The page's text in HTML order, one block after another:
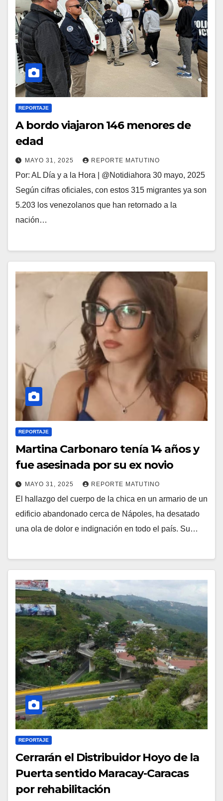
REPORTAJE
A bordo viajaron 146 menores de
edad
MAYO 31, 2025 REPORTE MATUTINO
Por: AL Día y a la Hora | @Notidiahora 30 mayo, 2025
Según cifras oficiales, con estos 315 migrantes ya son
5.203 los venezolanos que han retornado a la
nación…
REPORTAJE
Martina Carbonaro tenía 14 años y
fue asesinada por su ex novio
MAYO 31, 2025 REPORTE MATUTINO
El hallazgo del cuerpo de la chica en un armario de un
edificio abandonado cerca de Nápoles, ha desatado
una ola de dolor e indignación en todo el país. Su…
REPORTAJE
Cerrarán el Distribuidor Hoyo de la
Puerta sentido Maracay-Caracas
por rehabilitación